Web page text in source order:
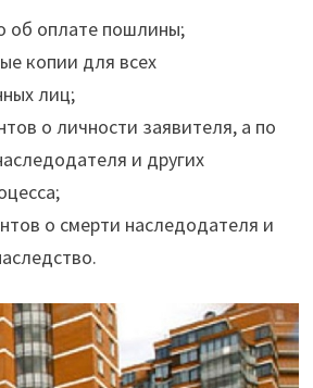
об оплате пошлины;
копии для всех
лиц;
о личности заявителя, а по
и других
о смерти наследодателя и